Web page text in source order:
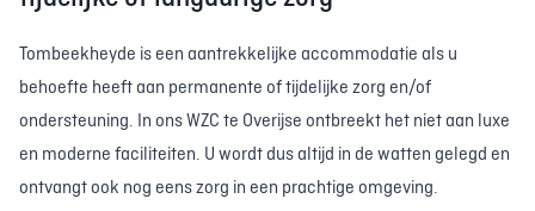
Tombeekheyde is een aantrekkelijke accommodatie als u
behoefte heeft aan permanente of tijdelijke zorg en/of
ondersteuning. In ons WZC te Overijse ontbreekt het niet aan luxe
en moderne faciliteiten. U wordt dus altijd in de watten gelegd en
ontvangt ook nog eens zorg in een prachtige omgeving.